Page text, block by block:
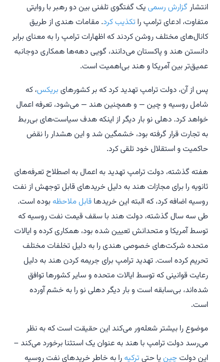
انتشار گزارش رسمی یک گفتگوی تلفنی بین دو رهبر با روایتی
متفاوت، ادعای ترامپ را تکذیب کرد. مقامات هندی از طریق
کانال‌های مختلف روشن کردند که اظهارات ترامپ را به معنای برابر
دانستن هند و پاکستان می‌دانند، گویی دهه‌ها همکاری دوجانبه
عمیق‌تر بین آمریکا و هند بی‌اهمیت است.
پس از آن، دولت ترامپ تهدید کرد که بر کشورهای بریکس، که
شامل روسیه و چین — و همچنین هند — می‌شود، تعرفه اعمال
خواهد کرد. دهلی نو بار دیگر از اینکه هدف سیاست‌های بی‌ربط
به تجارت قرار گرفته بود، خشمگین شد و این هشدار را نقض
حاکمیت و استقلال خود تلقی کرد.
هفته گذشته، دولت ترامپ تهدید به اعمال به اصطلاح تعرفه‌های
ثانویه را برای مجازات هند به دلیل خریدهای قابل توجهش از نفت
روسیه اضافه کرد، که البته این خریدها قابل ملاحظه بوده است.
طی سه سال گذشته، دولت هند با سقف قیمت نفت روسیه که
توسط آمریکا و متحدانش تعیین شده بود، همکاری کرده و ایالات
متحده شرکت‌های خصوصی هندی را به دلیل تخلفات مختلف
تحریم کرده است. تهدید ترامپ برای جریمه کردن هند به دلیل
رعایت قوانینی که توسط ایالات متحده و سایر کشورها توافق
شده‌اند، بی‌سابقه است و بار دیگر دهلی نو را به خشم آورده
است.
موضوع را بیشتر شعله‌ور می‌کند این حقیقت است که به نظر
می‌رسد دولت ترامپ با هند به عنوان یک استثنا برخورد می‌کند –
این دولت چین یا حتی ترکیه را به خاطر خریدهای نفت روسیه